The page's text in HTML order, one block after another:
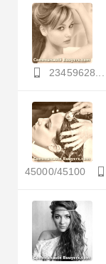
23459628...
45000/45100